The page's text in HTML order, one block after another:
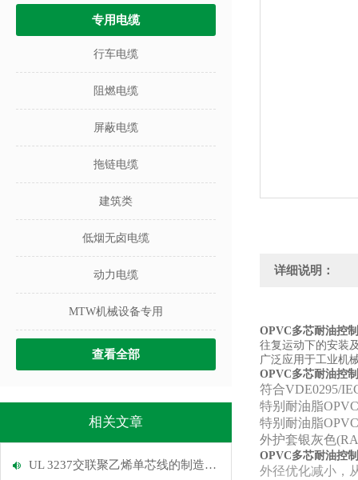
专用电缆
行车电缆
阻燃电缆
屏蔽电缆
拖链电缆
建筑类
低烟无卤电缆
动力电缆
MTW机械设备专用
查看全部
相关文章
UL 3237交联聚乙烯单芯线的制造工艺和使用范围介绍
详细说明：
OPVC多芯耐油控
往复运动下的安装
广泛应用于工业机
OPVC多芯耐油控
符合VDE0295/
特别耐油脂
特别耐油脂
外护套银灰色
OPVC多芯耐油控
外径优化减小，